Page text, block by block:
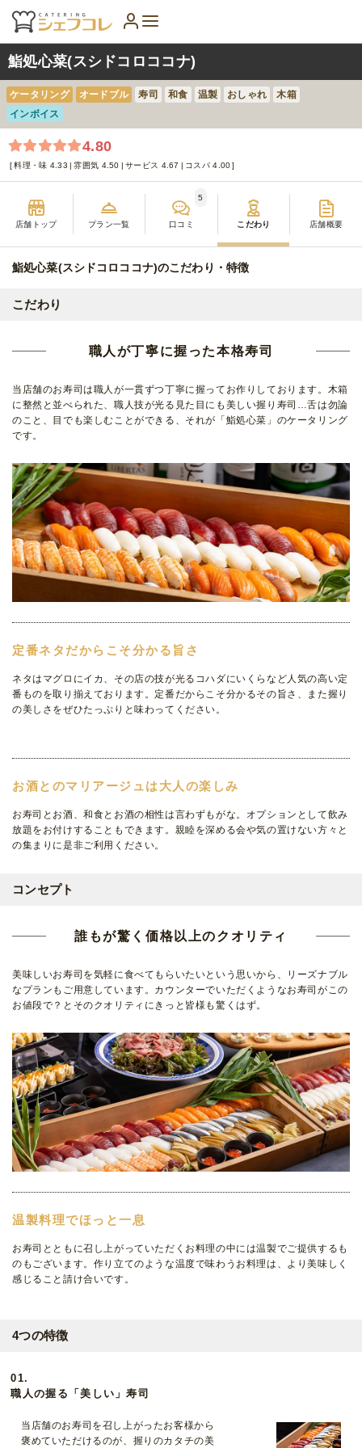
鮨処心菜(スシドコロココナ)
ケータリング オードブル 寿司 和食 温製 おしゃれ
木箱
インボイス
4.80
料理・味 4.33 雰囲気 4.50 サービス 4.67 コスパ 4.00
店舗トップ プラン一覧 口コミ
5
こだわり 店舗概要
鮨処心菜(スシドコロココナ)のこだわり・特徴
こだわり
職人が丁寧に握った本格寿司
当店舗のお寿司は職人が一貫ずつ丁寧に握ってお作りしております。木箱
に整然と並べられた、職人技が光る見た目にも美しい握り寿司…舌は勿論
のこと、目でも楽しむことができる、それが「鮨処心菜」のケータリング
です。
定番ネタだからこそ分かる旨さ
ネタはマグロにイカ、その店の技が光るコハダにいくらなど人気の高い定
番ものを取り揃えております。定番だからこそ分かるその旨さ、また握り
の美しさをぜひたっぷりと味わってください。
お酒とのマリアージュは大人の楽しみ
お寿司とお酒、和食とお酒の相性は言わずもがな。オプションとして飲み
放題をお付けすることもできます。親睦を深める会や気の置けない方々と
の集まりに是非ご利用ください。
コンセプト
誰もが驚く価格以上のクオリティ
美味しいお寿司を気軽に食べてもらいたいという思いから、リーズナブル
なプランもご用意しています。カウンターでいただくようなお寿司がこの
お値段で？とそのクオリティにきっと皆様も驚くはず。
温製料理でほっと一息
お寿司とともに召し上がっていただくお料理の中には温製でご提供するも
のもございます。作り立てのような温度で味わうお料理は、より美味しく
感じること請け合いです。
4つの特徴
01.
職人の握る「美しい」寿司
当店舗のお寿司を召し上がったお客様から
褒めていただけるのが、握りのカタチの美